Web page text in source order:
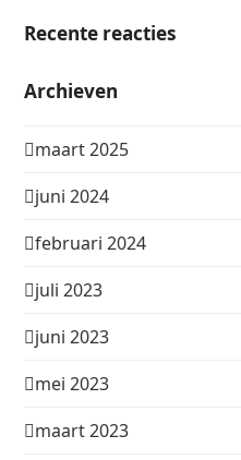
Recente reacties
Archieven
maart 2025
juni 2024
februari 2024
juli 2023
juni 2023
mei 2023
maart 2023